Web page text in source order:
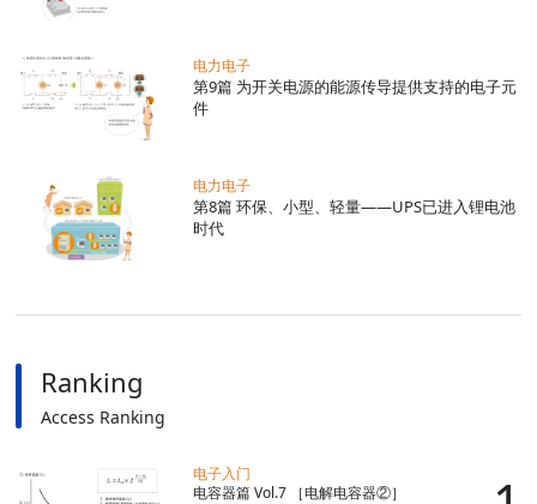
电力电子
第9篇 为开关电源的能源传导提供支持的电子元
件
电力电子
第8篇 环保、小型、轻量——UPS已进入锂电池
时代
Ranking
Access Ranking
电子入门
电容器篇 Vol.7 ［电解电容器②］